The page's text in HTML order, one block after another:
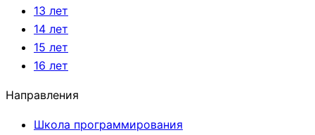
13 лет
14 лет
15 лет
16 лет
Направления
Школа программирования